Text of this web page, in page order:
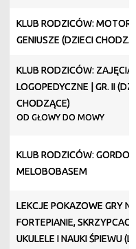
KLUB RODZICÓW:
GENIUSZE (DZIECI
KLUB RODZICÓW: ZAJĘCIA
LOGOPEDYCZNE | GR. II
CHODZĄCE)
OD GŁOWY DO MOWY
KLUB RODZICÓW:
MELOBOBASEM
LEKCJE POKAZOWE GRY
FORTEPIANIE,
UKULELE I NAUKI ŚPIEWU